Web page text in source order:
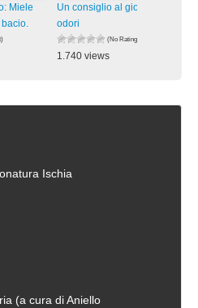
Miele
Un consiglio al giorno: Addio
odori
(No Ratings Yet)
1.740 views
Ischia
(a cura di Aniello